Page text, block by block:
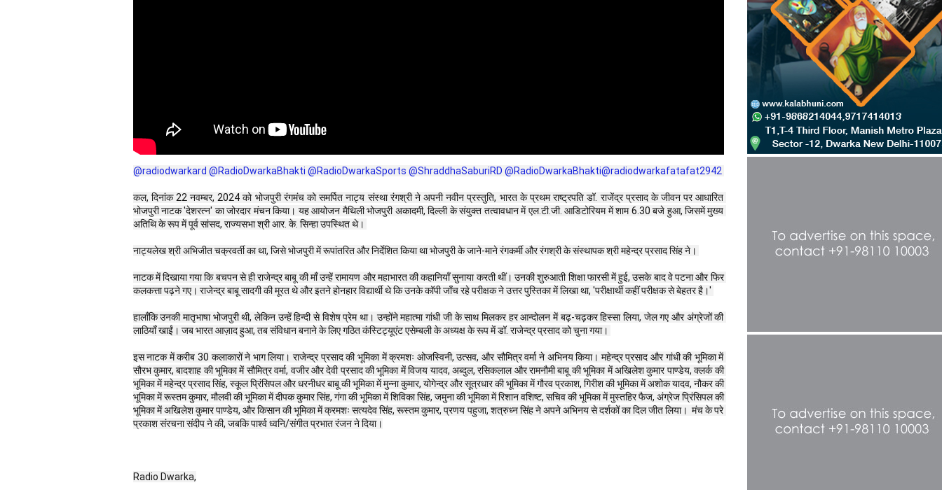
‪@radiodwarkard‬ ‪@RadioDwarkaBhakti‬ ‪@RadioDwarkaSports‬ ‪@ShraddhaSaburiRD‬ ‪@RadioDwarkaBhakti‬‪@radiodwarkafatafat2942‬
कल, दिनांक 22 नवम्बर, 2024 को भोजपुरी रंगमंच को समर्पित नाट्य संस्था रंगश्री ने अपनी नवीन प्रस्तुति, भारत के प्रथम राष्ट्रपति डॉ. राजेंद्र प्रसाद के जीवन पर आधारित
भोजपुरी नाटक 'देशरत्न' का जोरदार मंचन किया। यह आयोजन मैथिली भोजपुरी अकादमी, दिल्ली के संयुक्त तत्वावधान में एल.टी.जी. आडिटोरियम में शाम 6.30 बजे हुआ, जिसमें मुख्य
अतिथि के रूप में पूर्व सांसद, राज्यसभा श्री आर. के. सिन्हा उपस्थित थे।
नाट्यलेख श्री अभिजीत चक्रवर्ती का था, जिसे भोजपुरी में रूपांतरित और निर्देशित किया था भोजपुरी के जाने-माने रंगकर्मी और रंगश्री के संस्थापक श्री महेन्द्र प्रसाद सिंह ने।
नाटक में दिखाया गया कि बचपन से ही राजेन्द्र बाबू की माँ उन्हें रामायण और महाभारत की कहानियाँ सुनाया करती थीं। उनकी शुरुआती शिक्षा फारसी में हुई, उसके बाद वे पटना और फिर
कलकत्ता पढ़ने गए। राजेन्द्र बाबू सादगी की मूरत थे और इतने होनहार विद्यार्थी थे कि उनके कॉपी जाँच रहे परीक्षक ने उत्तर पुस्तिका में लिखा था, 'परीक्षार्थी कहीं परीक्षक से बेहतर है।'
हालाँकि उनकी मातृभाषा भोजपुरी थी, लेकिन उन्हें हिन्दी से विशेष प्रेम था। उन्होंने महात्मा गांधी जी के साथ मिलकर हर आन्दोलन में बढ़-चढ़कर हिस्सा लिया, जेल गए और अंग्रेजों की
लाठियाँ खाईं। जब भारत आज़ाद हुआ, तब संविधान बनाने के लिए गठित कंस्टिट्यूएंट एसेम्बली के अध्यक्ष के रूप में डॉ. राजेन्द्र प्रसाद को चुना गया।
इस नाटक में करीब 30 कलाकारों ने भाग लिया। राजेन्द्र प्रसाद की भूमिका में क्रमशः ओजस्विनी, उत्सव, और सौमित्र वर्मा ने अभिनय किया। महेन्द्र प्रसाद और गांधी की भूमिका में
सौरभ कुमार, बादशाह की भूमिका में सौमित्र वर्मा, वजीर और देवी प्रसाद की भूमिका में विजय यादव, अब्दुल, रसिकलाल और रामनौमी बाबू की भूमिका में अखिलेश कुमार पाण्डेय, क्लर्क की
भूमिका में महेन्द्र प्रसाद सिंह, स्कूल प्रिंसिपल और धरनीधर बाबू की भूमिका में मुन्ना कुमार, योगेन्द्र और सूत्रधार की भूमिका में गौरव प्रकाश, गिरीश की भूमिका में अशोक यादव, नौकर की
भूमिका में रूस्तम कुमार, मौलवी की भूमिका में दीपक कुमार सिंह, गंगा की भूमिका में शिविका सिंह, जमुना की भूमिका में रिशान वशिष्ट, सचिव की भूमिका में मुस्तहिर फैज, अंग्रेज प्रिंसिपल की
भूमिका में अखिलेश कुमार पाण्डेय, और किसान की भूमिका में क्रमशः सत्यदेव सिंह, रूस्तम कुमार, प्रणय पहुजा, शत्रुध्न सिंह ने अपने अभिनय से दर्शकों का दिल जीत लिया।  मंच के परे
प्रकाश संरचना संदीप ने की, जबकि पार्श्व ध्वनि/संगीत प्रभात रंजन ने दिया।
Radio Dwarka,